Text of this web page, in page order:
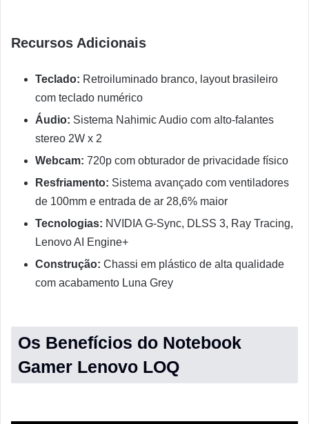
Recursos Adicionais
Teclado: Retroiluminado branco, layout brasileiro
com teclado numérico
Áudio: Sistema Nahimic Audio com alto-falantes
stereo 2W x 2
Webcam: 720p com obturador de privacidade físico
Resfriamento: Sistema avançado com ventiladores
de 100mm e entrada de ar 28,6% maior
Tecnologias: NVIDIA G-Sync, DLSS 3, Ray Tracing,
Lenovo AI Engine+
Construção: Chassi em plástico de alta qualidade
com acabamento Luna Grey
Os Benefícios do Notebook
Gamer Lenovo LOQ